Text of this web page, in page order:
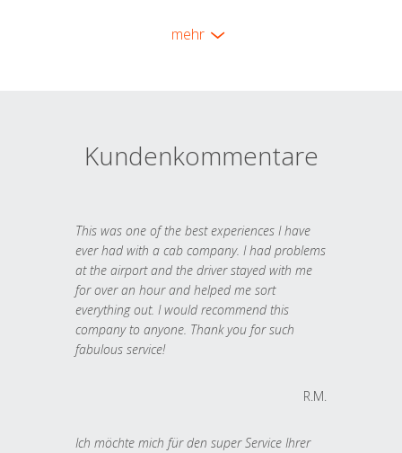
mehr
Kundenkommentare
This was one of the best experiences I have
ever had with a cab company. I had problems
at the airport and the driver stayed with me
for over an hour and helped me sort
everything out. I would recommend this
company to anyone. Thank you for such
fabulous service!
R.M.
Ich möchte mich für den super Service Ihrer